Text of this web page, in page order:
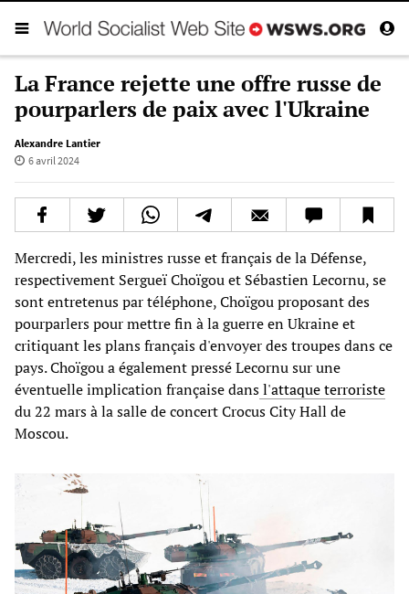
La France rejette une offre russe de
pourparlers de paix avec l'Ukraine
Alexandre Lantier
6 avril 2024
Mercredi, les ministres russe et français de la Défense,
respectivement Sergueï Choïgou et Sébastien Lecornu, se
sont entretenus par téléphone, Choïgou proposant des
pourparlers pour mettre fin à la guerre en Ukraine et
critiquant les plans français d'envoyer des troupes dans ce
pays. Choïgou a également pressé Lecornu sur une
éventuelle implication française dansl'attaque terroriste
du 22 mars à la salle de concert Crocus City Hall de
Moscou.